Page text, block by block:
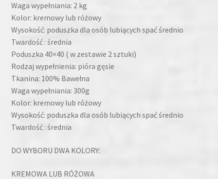
Waga wypełniania: 2 kg
Kolor: kremowy lub różowy
Wysokość: poduszka dla osób lubiących spać średnio
Twardość : średnia
Poduszka 40×40 ( w zestawie 2 sztuki)
Rodzaj wypełnienia: pióra gęsie
Tkanina: 100% Bawełna
Waga wypełniania: 300g
Kolor: kremowy lub różowy
Wysokość: poduszka dla osób lubiących spać średnio
Twardość : średnia
DO WYBORU DWA KOLORY:
KREMOWA LUB RÓŻOWA